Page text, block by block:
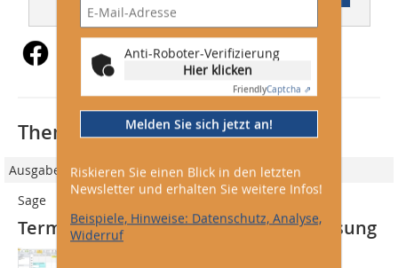
Anti-Roboter-Verifizierung
Hier klicken
FriendlyCaptcha ⇗
Melden Sie sich jetzt an!
Riskieren Sie einen Blick in den letzten
Newsletter und erhalten Sie weitere Infos!
Beispiele, Hinweise: Datenschutz, Analyse,
Widerruf
Thematisch passende Artikel:
Ausgabe 03/2016
Sage
Terminplanung und mobile Zeiterfassung